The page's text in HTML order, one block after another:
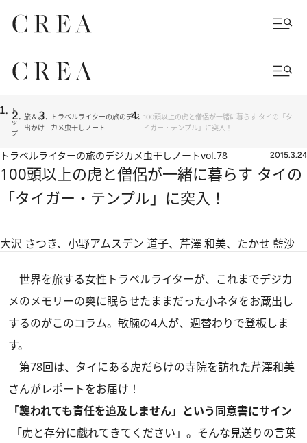
ト
ッ
プ
旅＆お
出かけ
トラベルライターの旅のデジ
カメ虫干しノート
100頭以上の虎と僧侶が一緒に暮らす タイの「タ
イガー・テンプル」に突入！
トラベルライターの旅のデジカメ虫干しノートvol.78 2015.3.24
100頭以上の虎と僧侶が一緒に暮らす タイの
「タイガー・テンプル」に突入！
大沢 さつき、小野アムスデン 道子、芹澤 和美、たかせ 藍沙
世界を旅する女性トラベルライターが、これまでデジカ
メのメモリーの奥に眠らせたままだった小ネタをお蔵出し
するのがこのコラム。敏腕の4人が、週替わりで登板しま
す。
第78回は、タイにある虎だらけの寺院を訪れた芹澤和美
さんがレポートをお届け！
「襲われても責任を追及しません」という同意書にサイン
「虎と存分に戯れてきてください」。そんな見送りの言葉